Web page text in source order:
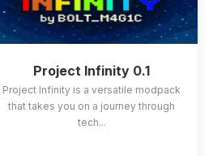
Project Infinity 0.1
Project Infinity is a versatile modpack
that takes you on a journey through
tech...